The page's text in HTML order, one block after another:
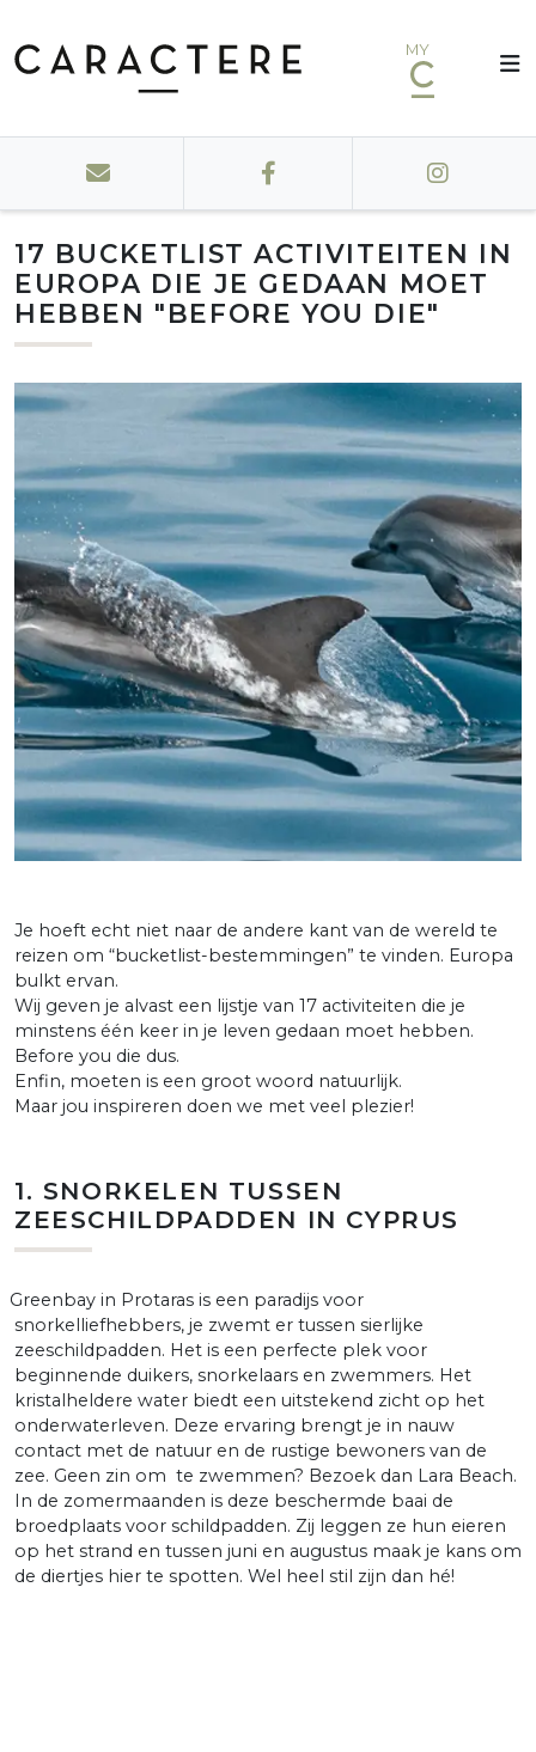
MY
17 BUCKETLIST ACTIVITEITEN IN
EUROPA DIE JE GEDAAN MOET
HEBBEN "BEFORE YOU DIE"
Je hoeft echt niet naar de andere kant van de wereld te
reizen om “bucketlist-bestemmingen” te vinden. Europa
bulkt ervan.
Wij geven je alvast een lijstje van 17 activiteiten die je
minstens één keer in je leven gedaan moet hebben.
Before you die dus.
Enfin, moeten is een groot woord natuurlijk.
Maar jou inspireren doen we met veel plezier!
1. SNORKELEN TUSSEN
ZEESCHILDPADDEN IN CYPRUS
in Protaras is een paradijs voor
snorkelliefhebbers, je zwemt er tussen sierlijke
zeeschildpadden. Het is een perfecte plek voor
beginnende duikers, snorkelaars en zwemmers. Het
kristalheldere water biedt een uitstekend zicht op het
onderwaterleven. Deze ervaring brengt je in nauw
contact met de natuur en de rustige bewoners van de
zee. Geen zin om te zwemmen? Bezoek dan Lara Beach.
In de zomermaanden is deze beschermde baai de
broedplaats voor schildpadden. Zij leggen ze hun eieren
op het strand en tussen juni en augustus maak je kans om
de diertjes hier te spotten. Wel heel stil zijn dan hé!